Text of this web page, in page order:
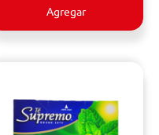
Agregar